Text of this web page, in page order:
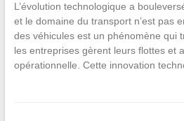
L’évolution technologique a
et le domaine du transport n’est pas
des véhicules est un phénomène qui
les entreprises gèrent leurs flottes et
opérationnelle. Cette innovation